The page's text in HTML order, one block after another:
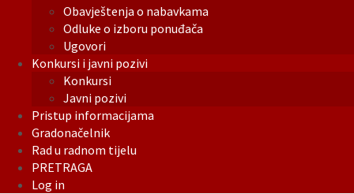
Obavještenja o nabavkama
Odluke o izboru ponuđača
Ugovori
Konkursi i javni pozivi
Konkursi
Javni pozivi
Pristup informacijama
Gradonačelnik
Rad u radnom tijelu
PRETRAGA
Log in